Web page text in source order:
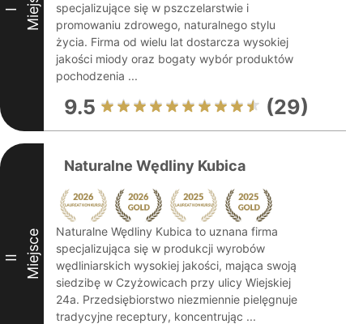
I
specjalizujące się w pszczelarstwie i
promowaniu zdrowego, naturalnego stylu
życia. Firma od wielu lat dostarcza wysokiej
jakości miody oraz bogaty wybór produktów
pochodzenia ...
9.5 (29)
II Miejsce
Naturalne Wędliny Kubica
Naturalne Wędliny Kubica to uznana firma
specjalizująca się w produkcji wyrobów
wędliniarskich wysokiej jakości, mająca swoją
siedzibę w Czyżowicach przy ulicy Wiejskiej
24a. Przedsiębiorstwo niezmiennie pielęgnuje
tradycyjne receptury, koncentrując ...